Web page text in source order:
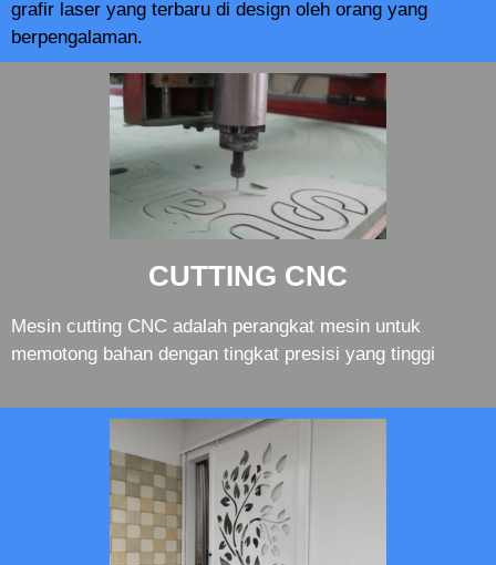
grafir laser yang terbaru di design oleh orang yang
berpengalaman.
CUTTING CNC
Mesin cutting CNC adalah perangkat mesin untuk
memotong bahan dengan tingkat presisi yang tinggi